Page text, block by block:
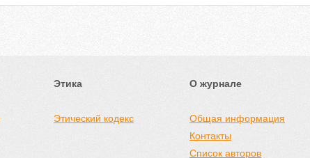
Этика
Этический кодекс
О журнале
Общая информация
Контакты
Список авторов